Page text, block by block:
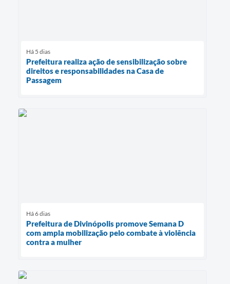
Há 5 dias
Prefeitura realiza ação de sensibilização sobre
direitos e responsabilidades na Casa de
Passagem
Há 6 dias
Prefeitura de Divinópolis promove Semana D
com ampla mobilização pelo combate à violência
contra a mulher